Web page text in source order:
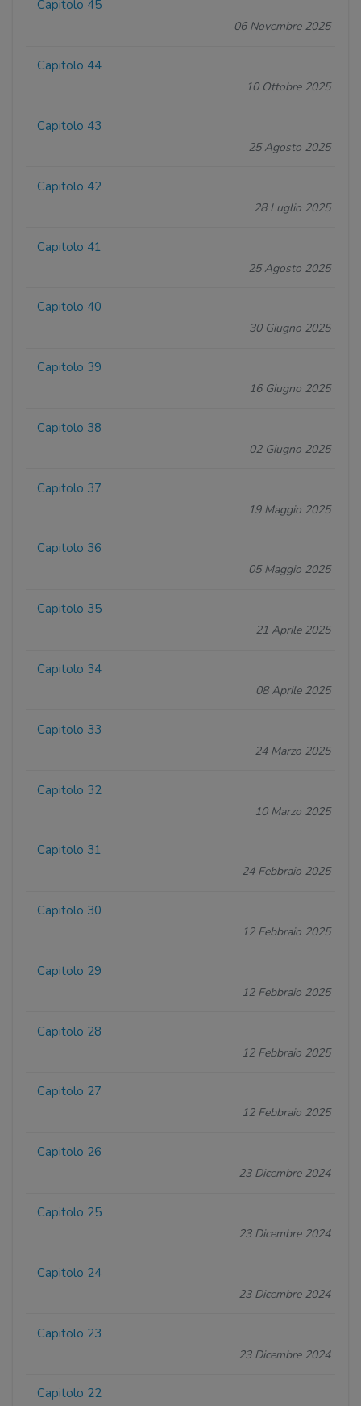
Capitolo 45
06 Novembre 2025
Capitolo 44
10 Ottobre 2025
Capitolo 43
25 Agosto 2025
Capitolo 42
28 Luglio 2025
Capitolo 41
25 Agosto 2025
Capitolo 40
30 Giugno 2025
Capitolo 39
16 Giugno 2025
Capitolo 38
02 Giugno 2025
Capitolo 37
19 Maggio 2025
Capitolo 36
05 Maggio 2025
Capitolo 35
21 Aprile 2025
Capitolo 34
08 Aprile 2025
Capitolo 33
24 Marzo 2025
Capitolo 32
10 Marzo 2025
Capitolo 31
24 Febbraio 2025
Capitolo 30
12 Febbraio 2025
Capitolo 29
12 Febbraio 2025
Capitolo 28
12 Febbraio 2025
Capitolo 27
12 Febbraio 2025
Capitolo 26
23 Dicembre 2024
Capitolo 25
23 Dicembre 2024
Capitolo 24
23 Dicembre 2024
Capitolo 23
23 Dicembre 2024
Capitolo 22